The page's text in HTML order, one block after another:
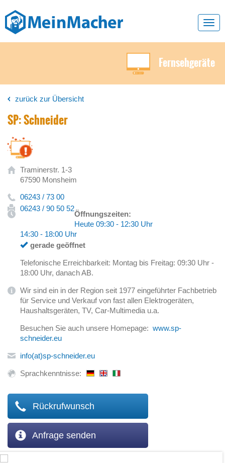
Fernsehgeräte
zurück zur Übersicht
SP: Schneider
Traminerstr. 1-3
67590 Monsheim
06243 / 73 00
06243 / 90 50 52
Öffnungszeiten:
Heute 09:30 - 12:30 Uhr
14:30 - 18:00 Uhr
gerade geöffnet
Telefonische Erreichbarkeit: Montag bis Freitag: 09:30 Uhr -
18:00 Uhr, danach AB.
Wir sind ein in der Region seit 1977 eingeführter Fachbetrieb
für Service und Verkauf von fast allen Elektrogeräten,
Haushaltsgeräten, TV, Car-Multimedia u.a.
Besuchen Sie auch unsere Homepage: www.sp-
schneider.eu
info(at)sp-schneider.eu
Sprachkenntnisse:
Rückrufwunsch
Anfrage senden